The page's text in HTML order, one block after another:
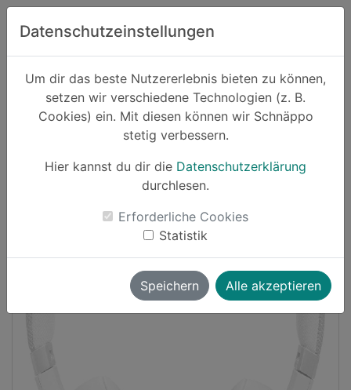
Zum Hauptinhalt springen
Datenschutzeinstellungen
Um dir das beste Nutzererlebnis bieten zu können,
setzen wir verschiedene Technologien (z. B.
Cookies) ein. Mit diesen können wir Schnäppo
stetig verbessern.
Hier kannst du dir die Datenschutzerklärung
durchlesen.
Erforderliche Cookies
Statistik
Speichern Alle akzeptieren
Suchen
Schnäppchen Elektronik und Computer
Cashback